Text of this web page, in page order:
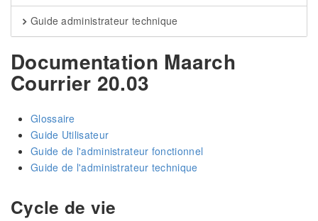
Guide administrateur technique
Documentation Maarch
Courrier 20.03
Glossaire
Guide Utilisateur
Guide de l'administrateur fonctionnel
Guide de l'administrateur technique
Cycle de vie